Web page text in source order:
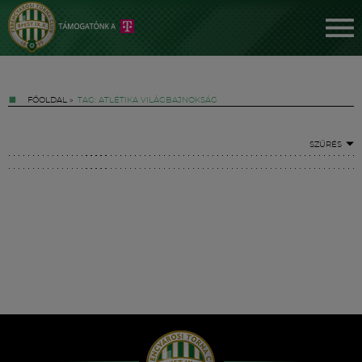
FŐOLDAL » TAG: ATLÉTIKA VILÁGBAJNOKSÁG
SZŰRÉS
Hírek